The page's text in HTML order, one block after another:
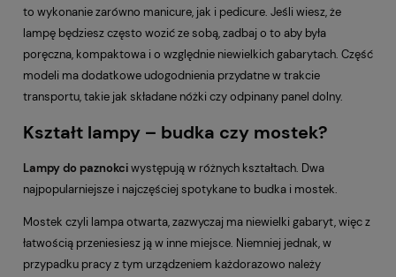
to wykonanie zarówno manicure, jak i pedicure. Jeśli wiesz, że
lampę będziesz często wozić ze sobą, zadbaj o to aby była
poręczna, kompaktowa i o względnie niewielkich gabarytach. Część
modeli ma dodatkowe udogodnienia przydatne w trakcie
transportu, takie jak składane nóżki czy odpinany panel dolny.
Kształt lampy – budka czy mostek?
Lampy do paznokciwystępują w różnych kształtach. Dwa
najpopularniejsze i najczęściej spotykane to budka i mostek.
Mostek czyli lampa otwarta, zazwyczaj ma niewielki gabaryt, więc z
łatwością przeniesiesz ją w inne miejsce. Niemniej jednak, w
przypadku pracy z tym urządzeniem każdorazowo należy